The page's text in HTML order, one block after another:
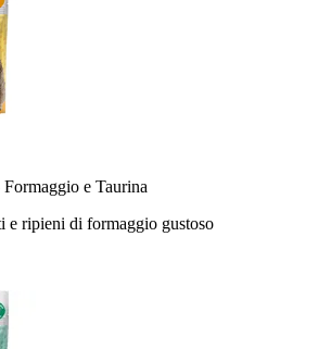
e Taurina
e ripieni di formaggio gustoso